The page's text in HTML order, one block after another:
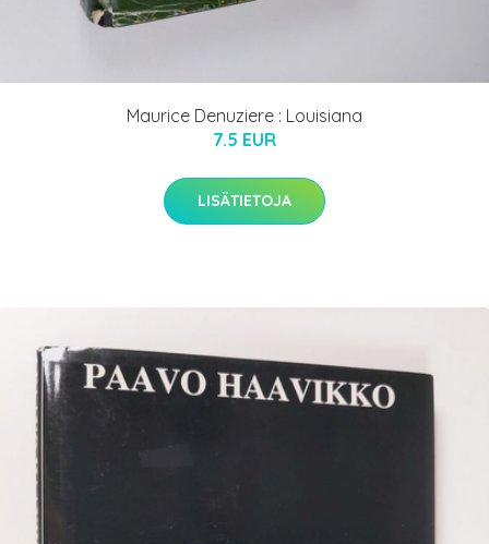
Maurice Denuziere : Louisiana
7.5 EUR
LISÄTIETOJA